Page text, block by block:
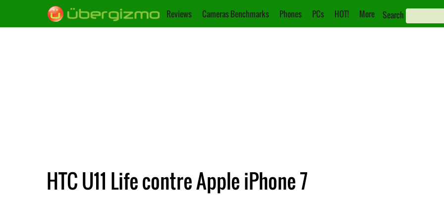
Reviews Cameras Benchmarks Phones PCs HOT! More Search
HTC U11 Life contre Apple iPhone 7